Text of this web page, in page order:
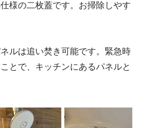
様の二枚蓋です。お掃除しやす
ルは追い焚き可能です。緊急時
とで、キッチンにあるパネルと